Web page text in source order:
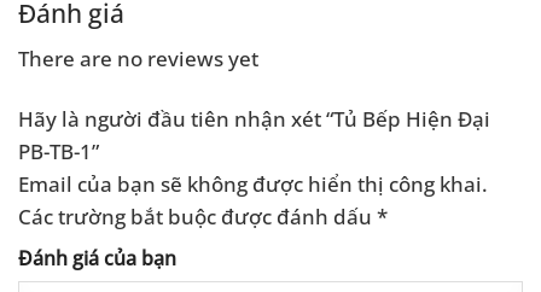
Đánh giá
There are no reviews yet
Hãy là người đầu tiên nhận xét “Tủ Bếp Hiện Đại
PB-TB-1”
Email của bạn sẽ không được hiển thị công khai.
Các trường bắt buộc được đánh dấu *
Đánh giá của bạn